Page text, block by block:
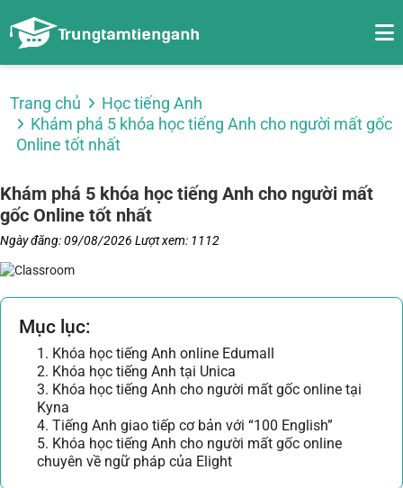
Trang chủ
Học tiếng Anh
Khám phá 5 khóa học tiếng Anh cho người mất gốc
Online tốt nhất
Khám phá 5 khóa học tiếng Anh cho người mất
gốc Online tốt nhất
Ngày đăng: 09/08/2026 Lượt xem: 1112
Mục lục:
1. Khóa học tiếng Anh online Edumall
2. Khóa học tiếng Anh tại Unica
3. Khóa học tiếng Anh cho người mất gốc online tại
Kyna
4. Tiếng Anh giao tiếp cơ bản với “100 English”
5. Khóa học tiếng Anh cho người mất gốc online
chuyên về ngữ pháp của Elight